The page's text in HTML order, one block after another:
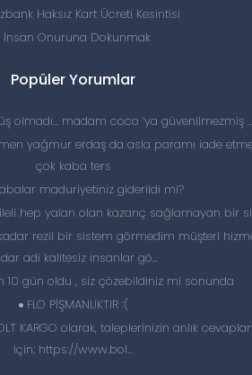
Haksız Kart Ücreti Kesintisi
İnsan Onuruna Dokunmak
Popüler Yorumlar
olmadı… madam coco ‘ya güvenilmezmiş
yağmur erdaş da asla paramı iade
çok kaba ters
maduriyetiniz giderildi mi?
hep yalan olan kazanç sağlamayan bir
rezil bir sistem görmedim müşteri
adi kalitesiz insanlar gö...
gün oldu , siz çözebildiniz mi sonunda
FLO PİŞMANLIKTIR :(
KARGO olarak, taleplerinizin anlık
için; https://www.bol...